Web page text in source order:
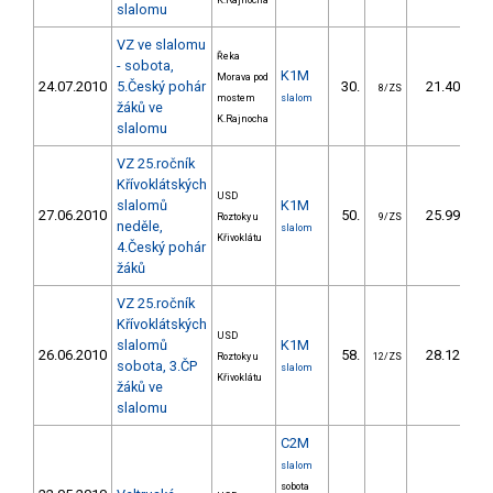
slalomu
24.07.2010
VZ ve slalomu
- sobota,
5.Český pohár
žáků ve
slalomu
Řeka
Morava pod
mostem
K.Rajnocha
K1M
slalom
30. 8/ZS 21.40
27.06.2010
VZ 25.ročník
Křívoklátských
slalomů
neděle,
4.Český pohár
žáků
USD
Roztoky u
Křivoklátu
K1M
slalom
50. 9/ZS 25.99
26.06.2010
VZ 25.ročník
Křívoklátských
slalomů
sobota, 3.ČP
žáků ve
slalomu
USD
Roztoky u
Křivoklátu
K1M
slalom
58. 12/ZS 28.12
C2M
slalom
sobota